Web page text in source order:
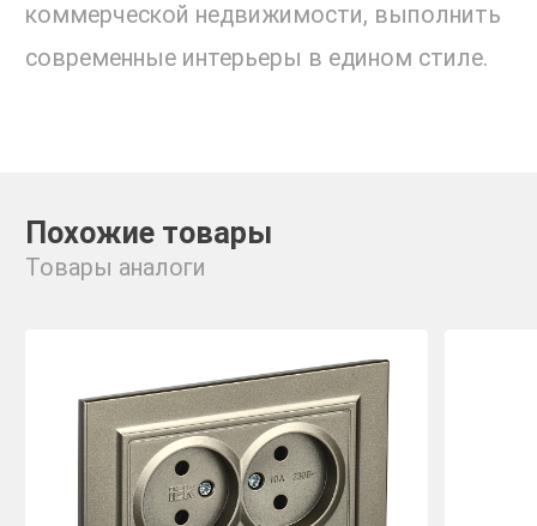
коммерческой недвижимости, выполнить
современные интерьеры в едином стиле.
Похожие товары
Товары аналоги